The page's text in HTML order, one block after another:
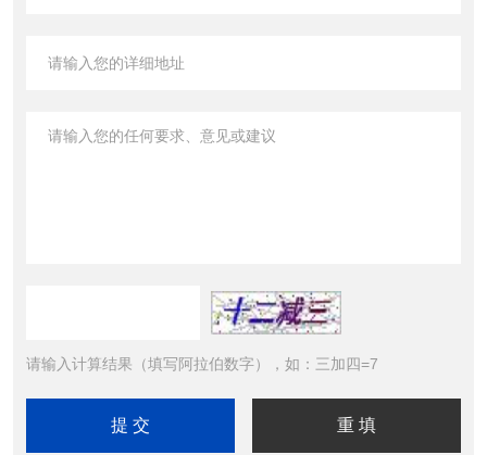
请输入计算结果（填写阿拉伯数字），如：三加四=7